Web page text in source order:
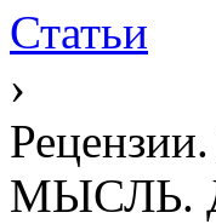
Статьи
›
МЫСЛЬ.